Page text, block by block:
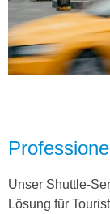
Unser Shuttle-
Lösung für